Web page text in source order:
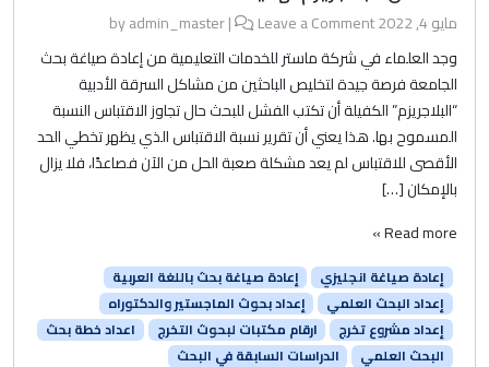
مايو 4, 2022 admin_master|
Leave a Comment
وجد العلماء في شركة ماستر للخدمات التعليمية من إعادة صياغة بحث
الجامعة فرصة جيدة لتخليص الباحثين من مشاكل السرقة الأدبية
“البلاجريزم” الكفيلة أن تكتب الفشل للبحث حال تجاوز الاقتباس النسبة
المسموح بها. هذا يعني أن تقرير نسبة الاقتباس الذي يظهر تخطي الحد
الأقصى للاقتباس لم يعد مشكلة صعبة الحل من الآن فصاعدًا، فلا يزال
بالإمكان […]
Read more »
إعادة صياغة انجليزي
إعادة صياغة بحث باللغة العربية
إعداد البحث العلمي
إعداد بحوث الماجستير والدكتوراه
إعداد مشروع تخرج
ارقام مكتبات لبحوث التخرج
اعداد خطة بحث
البحث العلمي
الدراسات السابقة في البحث